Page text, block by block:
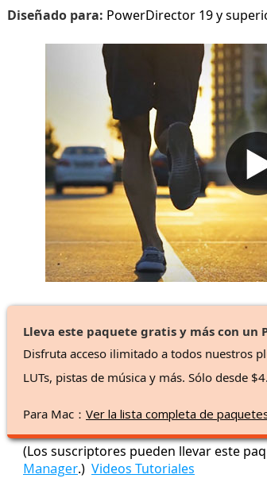
Diseñado para: PowerDirector 19 y
Lleva este paquete gratis y más con un
Disfruta acceso ilimitado a todos nuestros
LUTs, pistas de música y más. Sólo desde
Para Mac： Ver la lista completa de
(Los suscriptores pueden llevar este
Manager.) Videos Tutoriales